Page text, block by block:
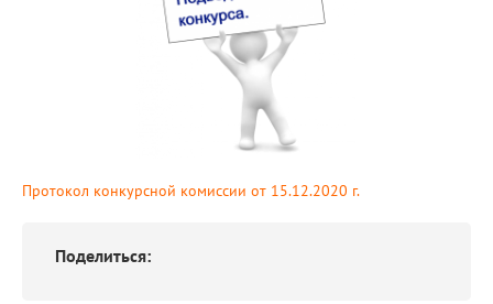
Протокол конкурсной комиссии от 15.12.2020 г.
Поделиться: